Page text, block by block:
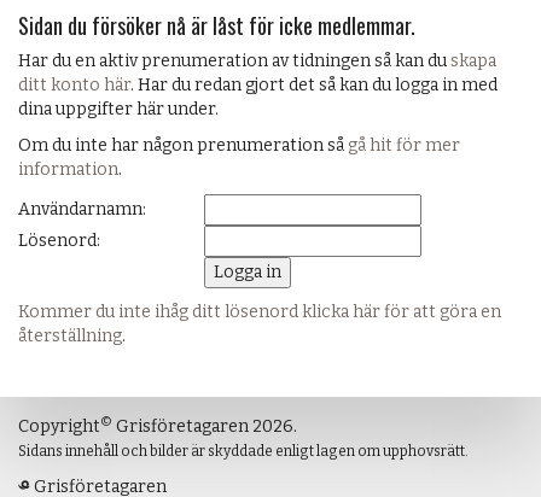
Sidan du försöker nå är låst för icke medlemmar.
Har du en aktiv prenumeration av tidningen så kan duskapa
ditt konto här. Har du redan gjort det så kan du logga in med
dina uppgifter här under.
Om du inte har någon prenumeration så gå hit för mer
information.
Användarnamn:
Lösenord:
Kommer du inte ihåg ditt lösenord klicka här för att göra en
återställning.
Copyright© Grisföretagaren 2026.
Sidans innehåll och bilder är skyddade enligt lagen om upphovsrätt.
Grisföretagaren